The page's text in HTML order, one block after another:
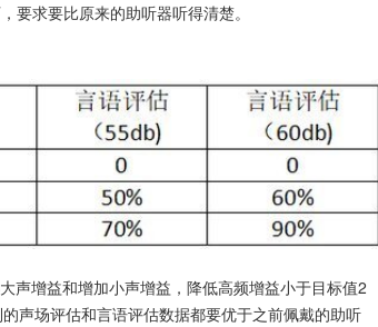
要求要比原来的助听器听得清楚。
声增益和增加小声增益，降低高频增益小于目标值2
声场评估和言语评估数据都要优于之前佩戴的助听